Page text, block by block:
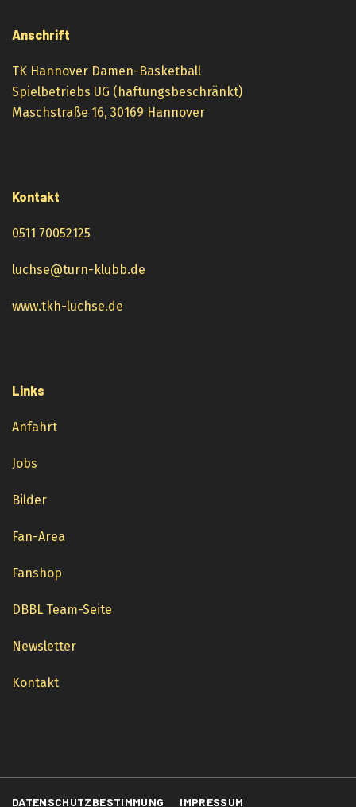
Anschrift
TK Hannover Damen-Basketball
Spielbetriebs UG (haftungsbeschränkt)
Maschstraße 16, 30169 Hannover
Kontakt
0511 70052125
luchse@turn-klubb.de
www.tkh-luchse.de
Links
Anfahrt
Jobs
Bilder
Fan-Area
Fanshop
DBBL Team-Seite
Newsletter
Kontakt
DATENSCHUTZBESTIMMUNG IMPRESSUM